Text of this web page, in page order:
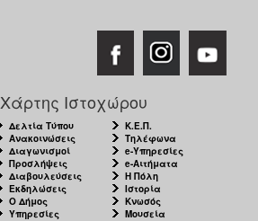
Χάρτης Ιστοχώρου
Δελτία Τύπου
Ανακοινώσεις
Διαγωνισμοί
Προσλήψεις
Διαβουλεύσεις
Εκδηλώσεις
Ο Δήμος
Υπηρεσίες
Κ.Ε.Π.
Τηλέφωνα
e-Υπηρεσίες
e-Αιτήματα
Η Πόλη
Ιστορία
Κνωσός
Μουσεία